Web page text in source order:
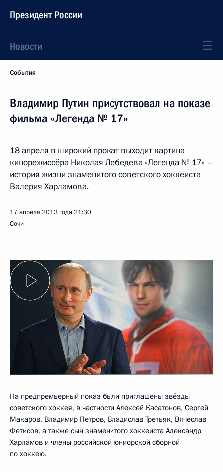
Президент России
Новости
События
Владимир Путин присутствовал на показе
фильма «Легенда № 17»
18 апреля в широкий прокат выходит картина
кинорежиссёра Николая Лебедева «Легенда № 17» –
история жизни знаменитого советского хоккеиста
Валерия Харламова.
17 апреля 2013 года21:30
Сочи
На предпремьерный показ были приглашены звёзды
советского хоккея, в частности Алексей Касатонов, Сергей
Макаров, Владимир Петров, Владислав Третьяк, Вячеслав
Фетисов, а также сын знаменитого хоккеиста Александр
Харламов и члены российской юниорской сборной
по хоккею.